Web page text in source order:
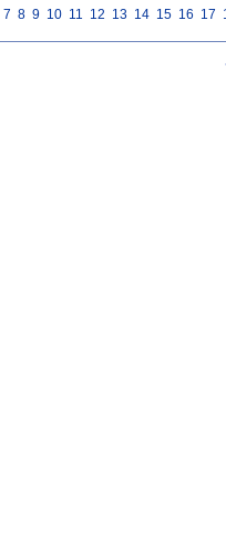
7 8 9 10 11 12 13 14 15 16 17